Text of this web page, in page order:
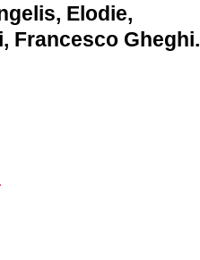
Elodie,
Francesco Gheghi.